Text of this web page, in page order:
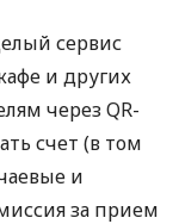
сервис
и других
через QR-
счет (в том
и
за прием